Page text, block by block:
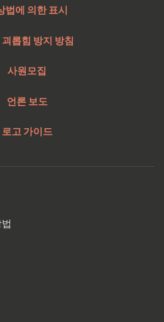
법에 의한 표시
괴롭힘 방지 방침
사원모집
언론 보도
로고 가이드